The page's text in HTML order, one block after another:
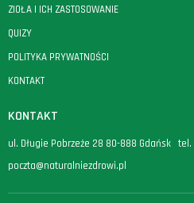
ZIOŁA I ICH ZASTOSOWANIE
QUIZY
POLITYKA PRYWATNOŚCI
KONTAKT
KONTAKT
ul. Długie Pobrzeże 28 80-888 Gdańsk tel.
poczta@naturalniezdrowi.pl